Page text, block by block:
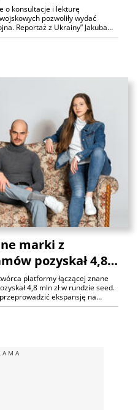
o konsultacje i lekturę
pozwoliły wydać
Reportaż z Ukrainy” Jakuba…
marki z
pozyskał 4,8…
platformy łączącej znane
4,8 mln zł w rundzie seed.
ekspansję na…